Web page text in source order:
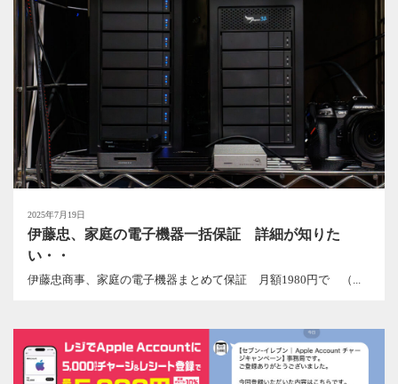
2025年7月19日
伊藤忠、家庭の電子機器一括保証 詳細が知りた
い・・
伊藤忠商事、家庭の電子機器まとめて保証 月額1980円で （...